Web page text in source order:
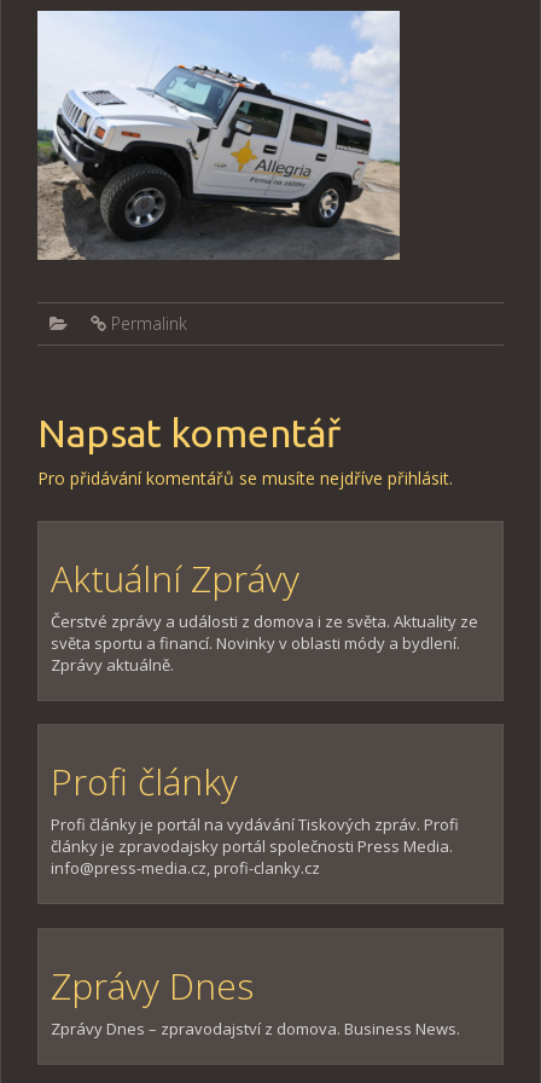
Permalink
Napsat komentář
Pro přidávání komentářů se musíte nejdříve přihlásit.
Aktuální Zprávy
Čerstvé zprávy a události z domova i ze světa. Aktuality ze
světa sportu a financí. Novinky v oblasti módy a bydlení.
Zprávy aktuálně.
Profi články
Profi články je portál na vydávání Tiskových zpráv. Profi
články je zpravodajsky portál společnosti Press Media.
info@press-media.cz, profi-clanky.cz
Zprávy Dnes
Zprávy Dnes – zpravodajství z domova. Business News.